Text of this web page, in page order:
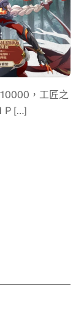
，工匠之
P […]